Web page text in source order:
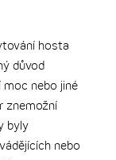
hosta
důvod
moc nebo jiné
znemožní
byly
nebo